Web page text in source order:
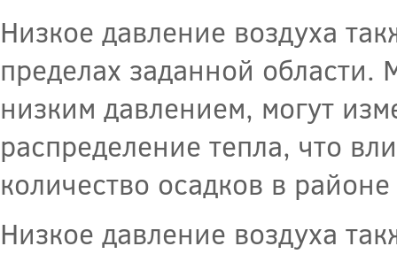
Низкое давление воздуха
пределах заданной
низким давлением, могут
распределение тепла, что
количество осадков в
Низкое давление воздуха